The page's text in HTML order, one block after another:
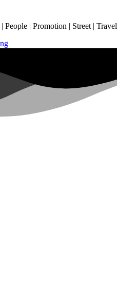
| Promotion | Street | Travel